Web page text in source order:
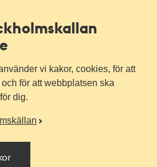
vi kakor, cookies, för att
för att webbplatsen ska
dig.